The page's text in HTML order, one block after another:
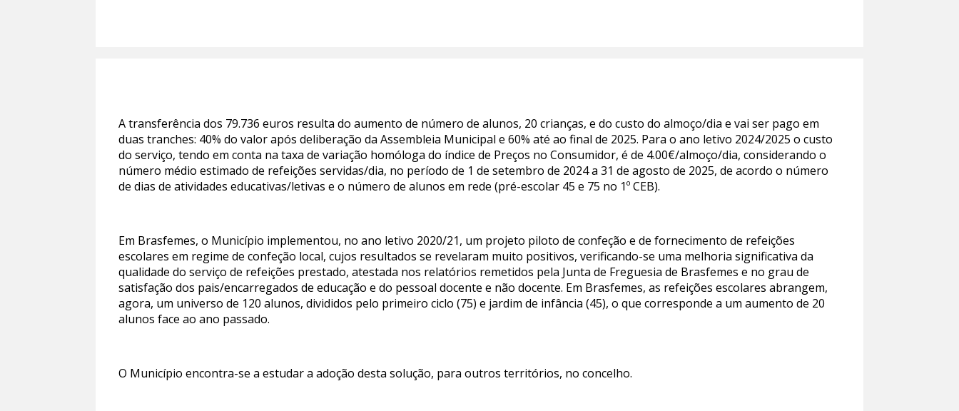
A transferência dos 79.736 euros resulta do aumento de número de alunos, 20 crianças, e do custo do almoço/dia e vai ser pago em
duas tranches: 40% do valor após deliberação da Assembleia Municipal e 60% até ao final de 2025. Para o ano letivo 2024/2025 o custo
do serviço, tendo em conta na taxa de variação homóloga do índice de Preços no Consumidor, é de 4.00€/almoço/dia, considerando o
número médio estimado de refeições servidas/dia, no período de 1 de setembro de 2024 a 31 de agosto de 2025, de acordo o número
de dias de atividades educativas/letivas e o número de alunos em rede (pré-escolar 45 e 75 no 1º CEB).
Em Brasfemes, o Município implementou, no ano letivo 2020/21, um projeto piloto de confeção e de fornecimento de refeições
escolares em regime de confeção local, cujos resultados se revelaram muito positivos, verificando-se uma melhoria significativa da
qualidade do serviço de refeições prestado, atestada nos relatórios remetidos pela Junta de Freguesia de Brasfemes e no grau de
satisfação dos pais/encarregados de educação e do pessoal docente e não docente. Em Brasfemes, as refeições escolares abrangem,
agora, um universo de 120 alunos, divididos pelo primeiro ciclo (75) e jardim de infância (45), o que corresponde a um aumento de 20
alunos face ao ano passado.
O Município encontra-se a estudar a adoção desta solução, para outros territórios, no concelho.